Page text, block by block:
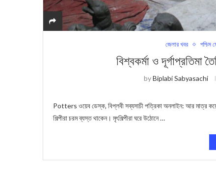
জেলার খবর পশ্চিম
বিশ্বকর্মা ও দূর্গ‍াপ্রতিমা
byBiplabi Sabyasachi
Potters ওয়েব ডেস্ক, বিপ্লবী সব্যসাচী পত্রিকা অনলাইন: আর মাত্র
শিল্পীরা চরম ব্যস্ত থাকেন। মৃৎশিল্পীরা ঘরে উঠোনে …